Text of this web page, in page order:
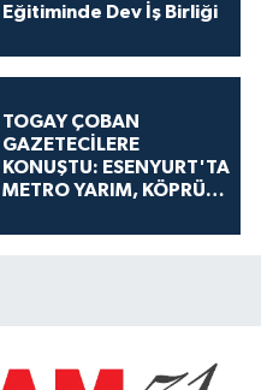
Eğitiminde Dev İş Birliği
TOGAY ÇOBAN
GAZETECİLERE
KONUŞTU: ESENYURT'TA
METRO YARIM, KÖPRÜ
KOKUYOR!